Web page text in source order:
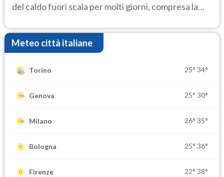
del caldo fuori scala per molti giorni, compresa la
Meteo città italiane
Torino 25° 34°
Genova 25° 30°
Milano 26° 35°
Bologna 25° 36°
Firenze 22° 38°